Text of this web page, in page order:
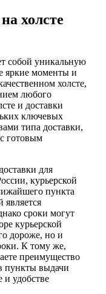
холсте
собой уникальную
яркие моменты и
холсте,
любого
и доставки
ключевых
типа доставки,
готовым
для
курьерской
пункта
является
сроки могут
курьерской
дороже, но и
К тому же,
преимущество
пункты выдачи
и удобстве